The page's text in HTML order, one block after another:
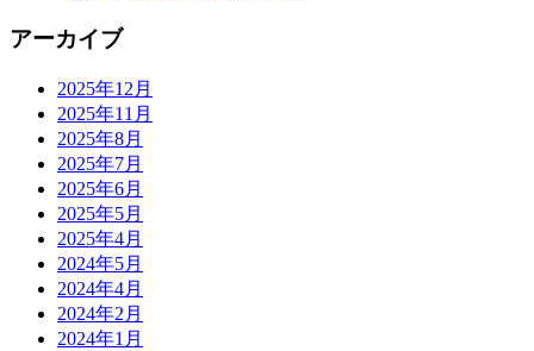
アーカイブ
2025年12月
2025年11月
2025年8月
2025年7月
2025年6月
2025年5月
2025年4月
2024年5月
2024年4月
2024年2月
2024年1月